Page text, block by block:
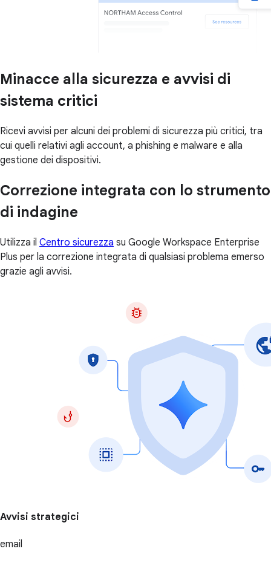
Minacce alla sicurezza e avvisi di
sistema critici
Ricevi avvisi per alcuni dei problemi di sicurezza più critici, tra
cui quelli relativi agli account, a phishing e malware e alla
gestione dei dispositivi.
Correzione integrata con lo strumento
di indagine
Utilizza il Centro sicurezza su Google Workspace Enterprise
Plus per la correzione integrata di qualsiasi problema emerso
grazie agli avvisi.
Avvisi strategici
email